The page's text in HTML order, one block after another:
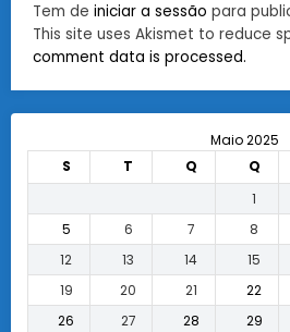
Tem de iniciar a sessão para
This site uses Akismet to reduce
comment data is processed.
Maio 2025
S
T Q Q
1
5
6 7 8
12
13 14 15
19
20 21 22
26
27 28 29